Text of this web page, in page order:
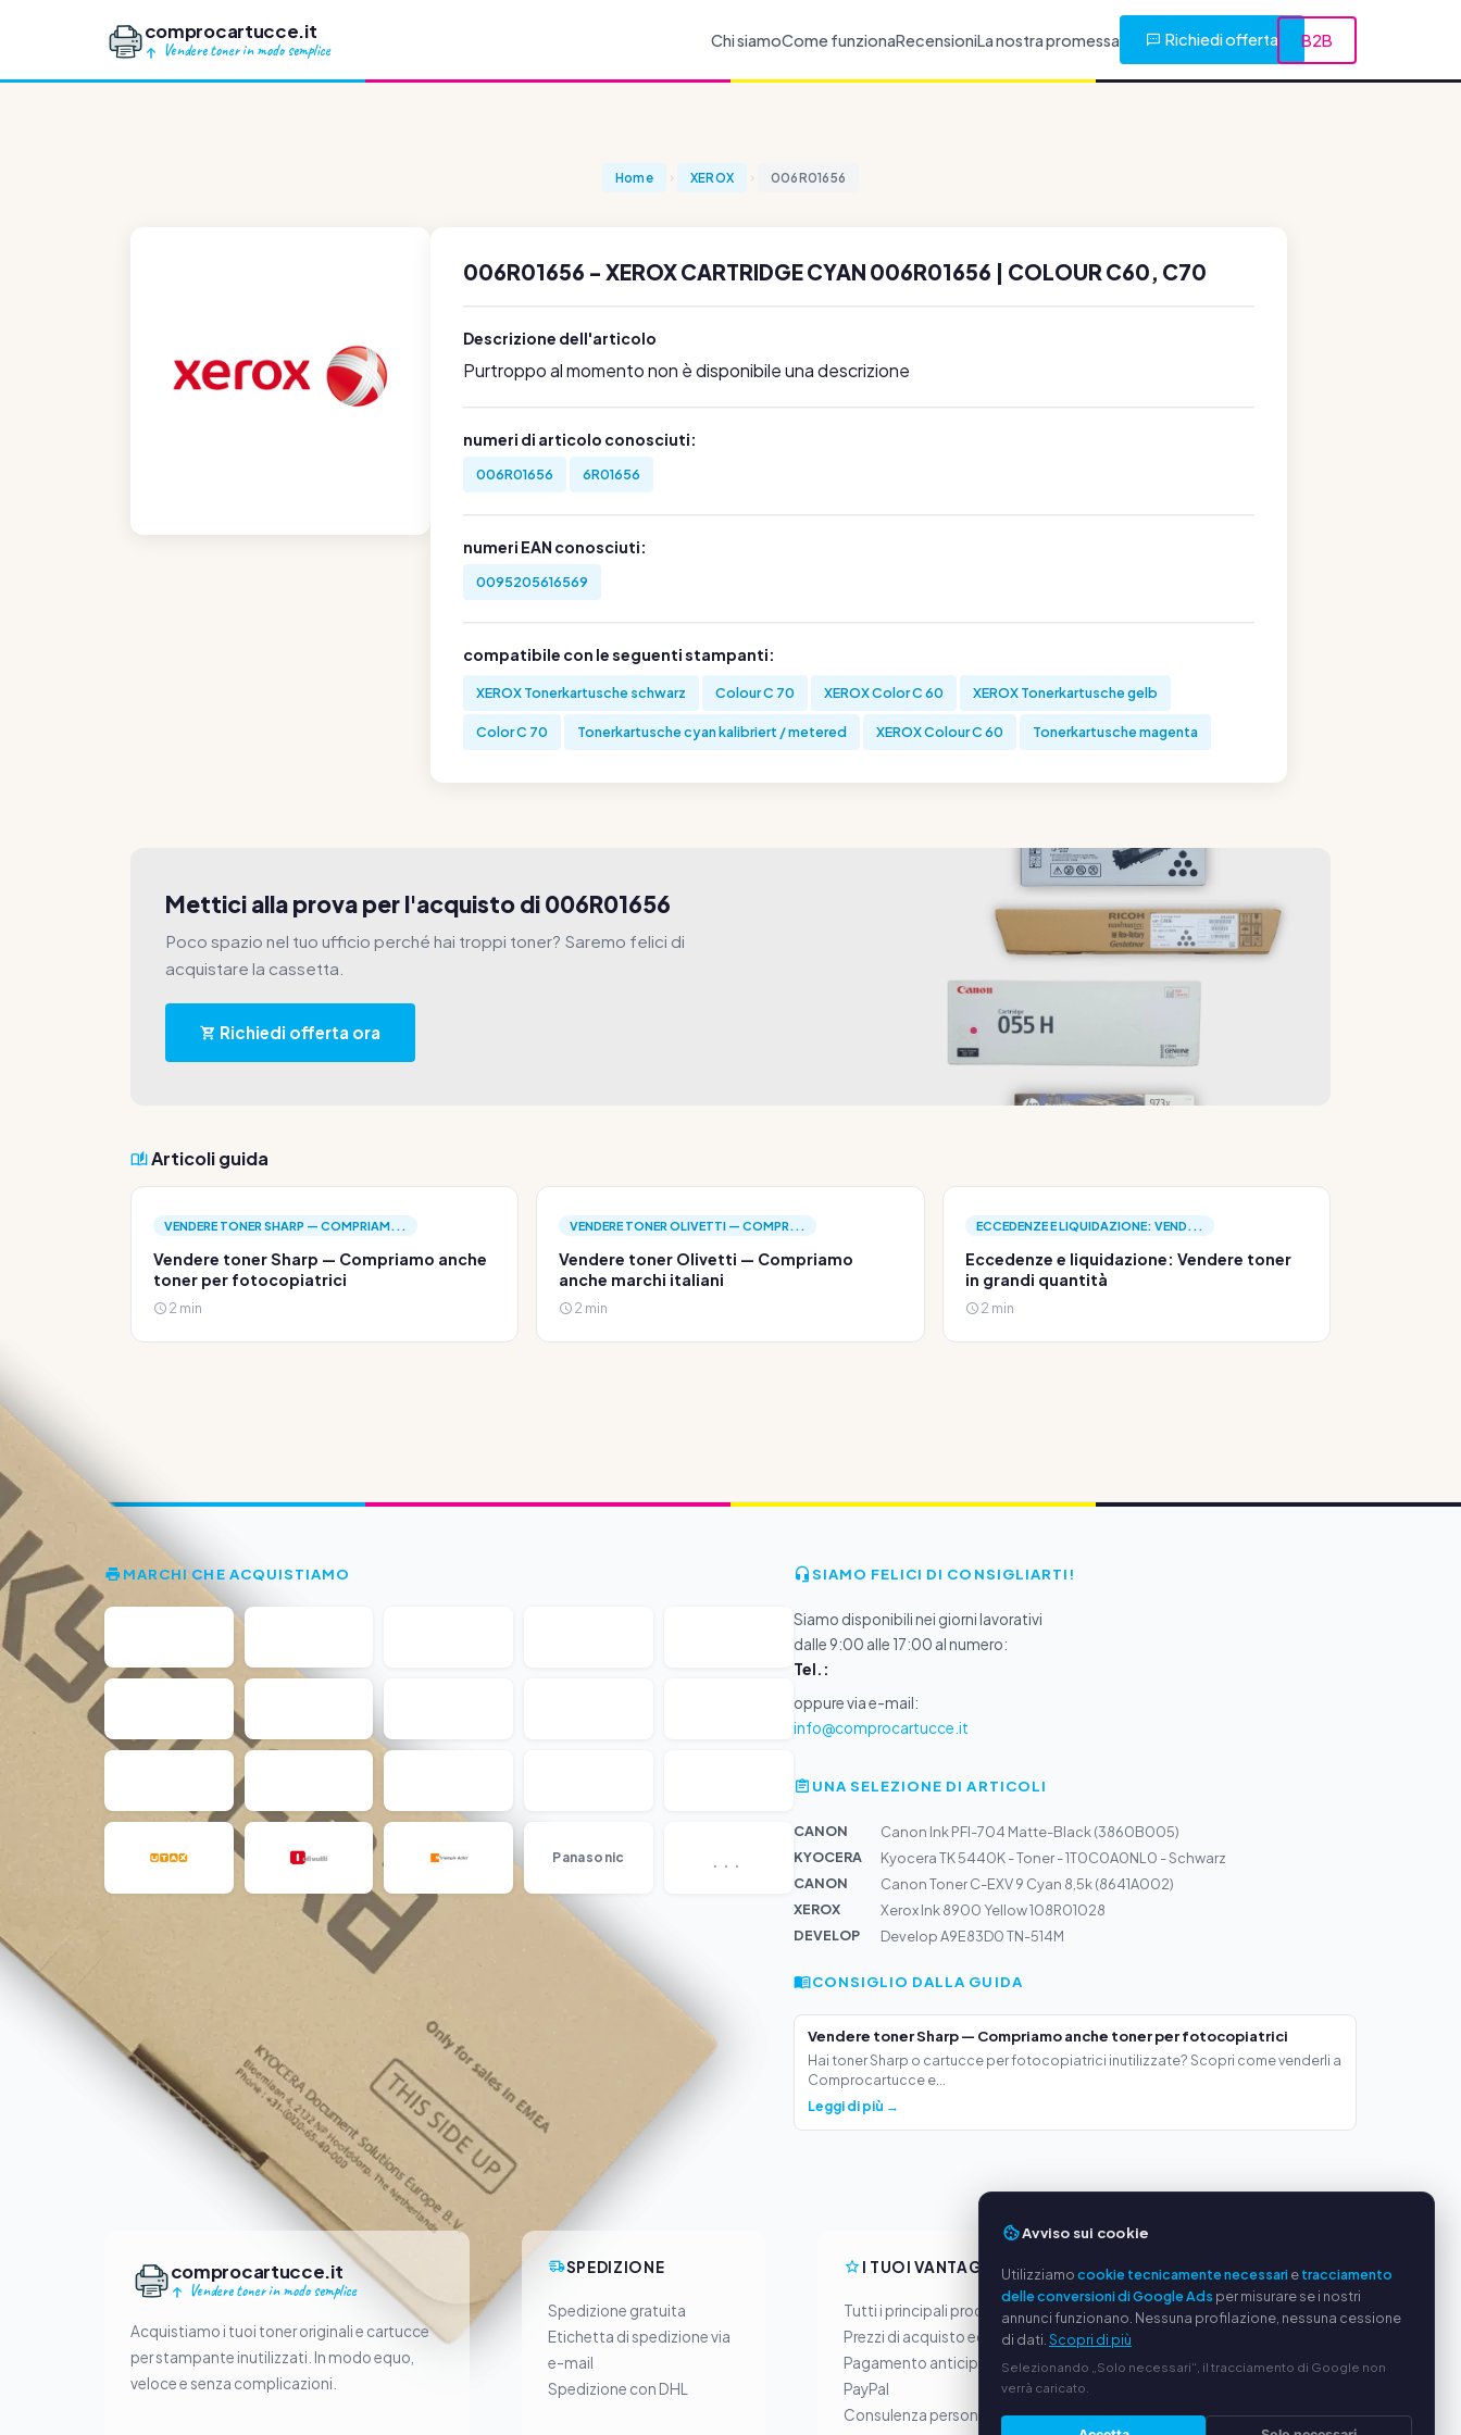
comprocartucce.it
Vendere toner in modo semplice
Chi siamoCome funzionaRecensioniLa nostra promessa Richiedi offerta B2B
Home XEROX 006R01656
006R01656 - XEROX CARTRIDGE CYAN 006R01656 | COLOUR C60, C70
Descrizione dell'articolo
Purtroppo al momento non è disponibile una descrizione
numeri di articolo conosciuti:
006R01656 6R01656
numeri EAN conosciuti:
0095205616569
compatibile con le seguenti stampanti:
XEROX Tonerkartusche schwarz Colour C 70 XEROX Color C 60 XEROX Tonerkartusche gelb
Color C 70 Tonerkartusche cyan kalibriert / metered XEROX Colour C 60 Tonerkartusche magenta
Mettici alla prova per l'acquisto di 006R01656
Poco spazio nel tuo ufficio perché hai troppi toner? Saremo felici di
acquistare la cassetta.
Richiedi offerta ora
Articoli guida
VENDERE TONER SHARP — COMPRIAM...
Vendere toner Sharp — Compriamo anche
toner per fotocopiatrici
2 min
VENDERE TONER OLIVETTI — COMPR...
Vendere toner Olivetti — Compriamo
anche marchi italiani
2 min
ECCEDENZE E LIQUIDAZIONE: VEND...
Eccedenze e liquidazione: Vendere toner
in grandi quantità
2 min
MARCHI CHE ACQUISTIAMO
Panasonic ...
SIAMO FELICI DI CONSIGLIARTI!
Siamo disponibili nei giorni lavorativi
dalle 9:00 alle 17:00 al numero:
Tel.:
oppure via e-mail:
info@comprocartucce.it
UNA SELEZIONE DI ARTICOLI
CANON
Canon Ink PFI-704 Matte-Black (3860B005)
KYOCERA
Kyocera TK 5440K - Toner - 1T0C0A0NL0 - Schwarz
CANON
Canon Toner C-EXV 9 Cyan 8,5k (8641A002)
XEROX
Xerox Ink 8900 Yellow 108R01028
DEVELOP
Develop A9E83D0 TN-514M
CONSIGLIO DALLA GUIDA
Vendere toner Sharp — Compriamo anche toner per fotocopiatrici
Hai toner Sharp o cartucce per fotocopiatrici inutilizzate? Scopri come venderli a
Comprocartucce e...
Leggi di più →
comprocartucce.it
Vendere toner in modo semplice
Acquistiamo i tuoi toner originali e cartucce
per stampante inutilizzati. In modo equo,
veloce e senza complicazioni.
SPEDIZIONE
Spedizione gratuita
Etichetta di spedizione via
e-mail
Spedizione con DHL
I TUOI VANTAGGI
Tutti i principali produttori
Prezzi di acquisto equi
Pagamento anticipato via
PayPal
Consulenza personalizzata
SERVIZIO
Chi siamo
Note legali
Guida
Avviso sui cookie
Utilizziamocookie tecnicamente necessarietracciamento
delle conversioni di Google Ads per misurare se i nostri
annunci funzionano. Nessuna profilazione, nessuna cessione
di dati. Scopri di più
Selezionando „Solo necessari“, il tracciamento di Google non
verrà caricato.